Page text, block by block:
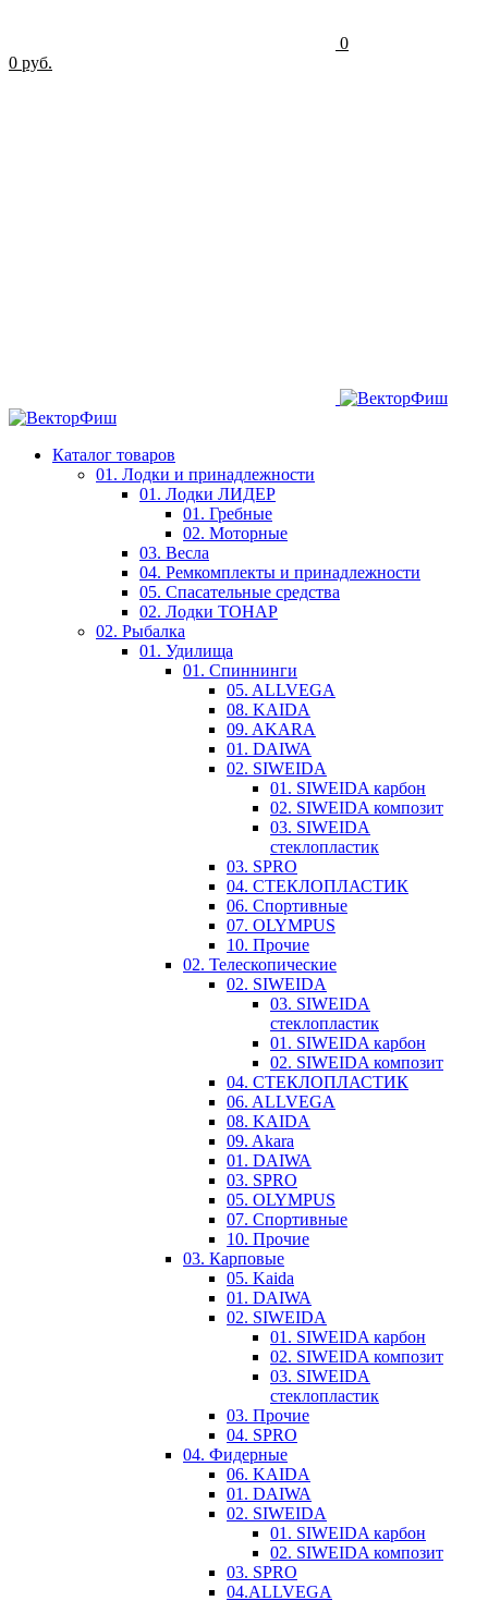
0
0 руб.
Каталог товаров
01. Лодки и принадлежности
01. Лодки ЛИДЕР
01. Гребные
02. Моторные
03. Весла
04. Ремкомплекты и принадлежности
05. Спасательные средства
02. Лодки ТОНАР
02. Рыбалка
01. Удилища
01. Спиннинги
05. ALLVEGA
08. KAIDA
09. AKARA
01. DAIWA
02. SIWEIDA
01. SIWEIDA карбон
02. SIWEIDA композит
03. SIWEIDA
стеклопластик
03. SPRO
04. СТЕКЛОПЛАСТИК
06. Спортивные
07. OLYMPUS
10. Прочие
02. Телескопические
02. SIWEIDA
03. SIWEIDA
стеклопластик
01. SIWEIDA карбон
02. SIWEIDA композит
04. СТЕКЛОПЛАСТИК
06. ALLVEGA
08. KAIDA
09. Akara
01. DAIWA
03. SPRO
05. OLYMPUS
07. Спортивные
10. Прочие
03. Карповые
05. Kaida
01. DAIWA
02. SIWEIDA
01. SIWEIDA карбон
02. SIWEIDA композит
03. SIWEIDA
стеклопластик
03. Прочие
04. SPRO
04. Фидерные
06. KAIDA
01. DAIWA
02. SIWEIDA
01. SIWEIDA карбон
02. SIWEIDA композит
03. SPRO
04.ALLVEGA